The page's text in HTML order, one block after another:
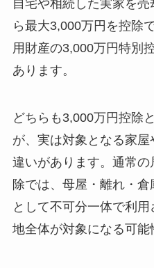
自宅や相続した実家を
ら最大3,000万円を控除
用財産の3,000万円特別
あります。
どちらも3,000万円控除
が、実は対象となる家
違いがあります。通常
除では、母屋・離れ・
として不可分一体で利
地全体が対象になる可能